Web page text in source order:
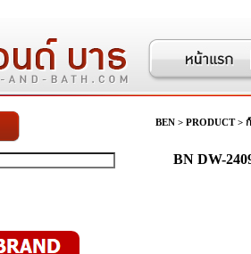
BEN > PRODUCT>
BN DW-